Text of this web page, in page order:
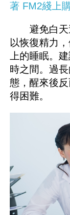
著 FM2綫上
避免白天
以恢復精力
上的睡眠。
時之間。過
態，醒來後
得困難。